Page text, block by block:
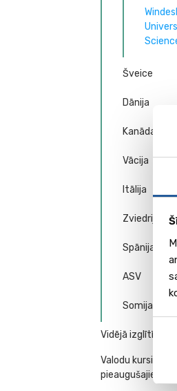
Šveice
Dānija
Kanāda
Vācija
Itālija
Zviedrija
Spānija
ASV
Somija
Vidējā izglītība
Valodu kursi
pieaugušajiem